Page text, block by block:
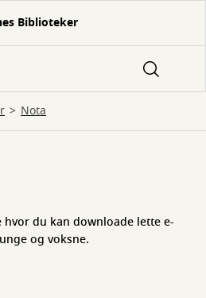
Biblioteker
Nota
hvor du kan downloade lette e-
og voksne.